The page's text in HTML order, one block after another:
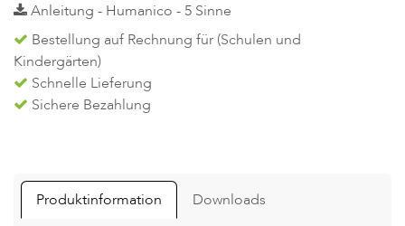
Anleitung - Humanico - 5 Sinne
Bestellung auf Rechnung für (Schulen und
Kindergärten)
Schnelle Lieferung
Sichere Bezahlung
Produktinformation
Downloads